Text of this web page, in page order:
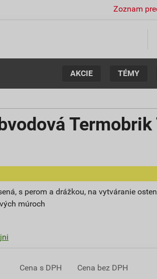
Zoznam
AKCIE TÉMY
Termobrik
s perom a drážkou, na vytváranie
múroch
Cena s DPH Cena bez DPH